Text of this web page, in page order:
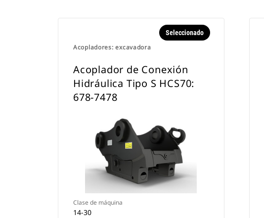
Acopladores: excavadora
Seleccionado
Acoplador de Conexión
Hidráulica Tipo S HCS70:
678-7478
Clase de máquina
14-30